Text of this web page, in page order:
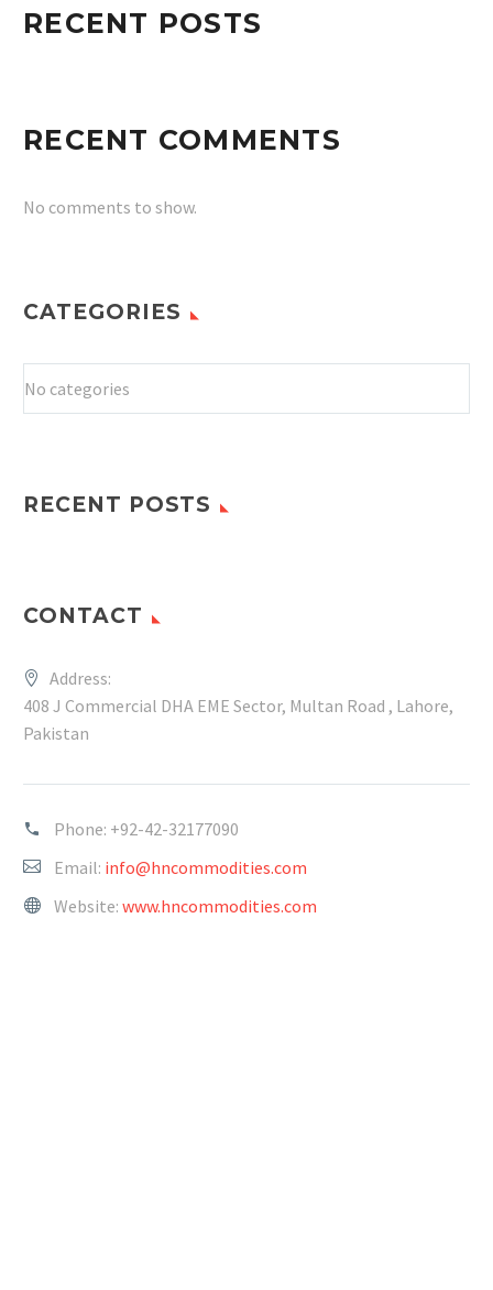
RECENT POSTS
RECENT COMMENTS
No comments to show.
CATEGORIES
No categories
RECENT POSTS
CONTACT
Address:
408 J Commercial DHA EME Sector, Multan Road , Lahore,
Pakistan
Phone: +92-42-32177090
Email: info@hncommodities.com
Website: www.hncommodities.com